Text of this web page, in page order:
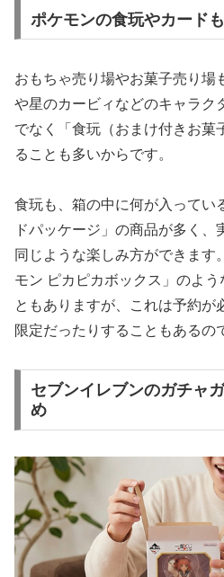
ポケモンの食玩やカード
おもちゃ売り場やお菓子売り場
や星のカービィなどのキャラク
でなく「食玩（おまけ付きお菓
ることも多いからです。
食玩も、箱の中に何が入ってい
ドパッケージ」の商品が多く、
同じような楽しみ方ができます
モン ピカピカボックス」のよ
ともありますが、これは予約が
限定だったりすることもあるの
セブンイレブンのガチャ
め